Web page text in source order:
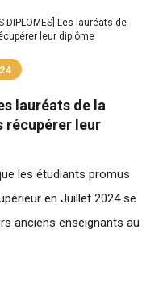
DIPLOMES] Les lauréats de
leur diplôme
lauréats de la
récupérer leur
les étudiants promus
en Juillet 2024 se
anciens enseignants au